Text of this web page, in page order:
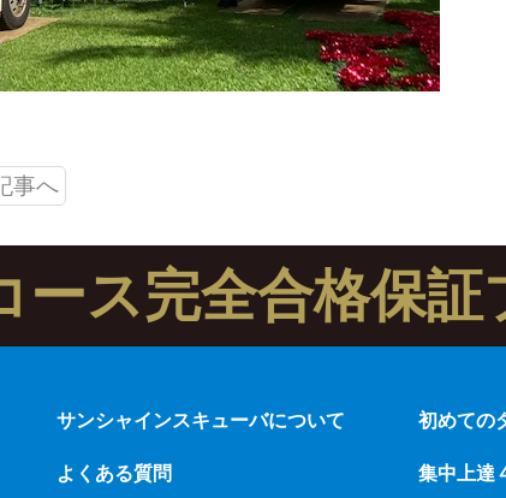
事へ
ース完全合格保証
サンシャインスキューバについて
よくある質問
初めての
集中上達